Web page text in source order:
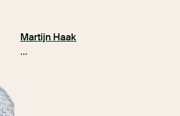
Martijn Haak
...